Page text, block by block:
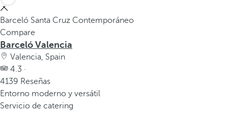
ó
n
d
e
l
a
v
e
n
Barceló Santa Cruz Contemporáneo
Compare
Barceló Valencia
Valencia, Spain
4.3 ·
4139 Reseñas
Entorno moderno y versátil
Servicio de catering